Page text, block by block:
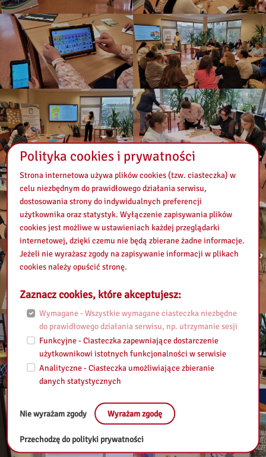
Polityka cookies i prywatności
Strona internetowa używa plików cookies (tzw. ciasteczka) w
celu niezbędnym do prawidłowego działania serwisu,
dostosowania strony do indywidualnych preferencji
użytkownika oraz statystyk. Wyłączenie zapisywania plików
cookies jest możliwe w ustawieniach każdej przeglądarki
internetowej, dzięki czemu nie będą zbierane żadne informacje.
Jeżeli nie wyrażasz zgody na zapisywanie informacji w plikach
cookies należy opuścić stronę.
Zaznacz cookies, które akceptujesz:
Wymagane - Wszystkie wymagane ciasteczka niezbędne
do prawidłowego działania serwisu, np. utrzymanie sesji
Funkcyjne - Ciasteczka zapewniające dostarczenie
użytkownikowi istotnych funkcjonalności w serwisie
Analityczne - Ciasteczka umożliwiające zbieranie
danych statystycznych
Nie wyrażam zgody Wyrażam zgodę
Przechodzę do polityki prywatności